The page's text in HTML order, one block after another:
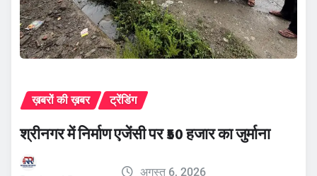
ख़बरों की ख़बर ट्रेंडिंग
श्रीनगर में निर्माण एजेंसी पर ₹50 हजार का जुर्माना
अगस्त 6, 2026